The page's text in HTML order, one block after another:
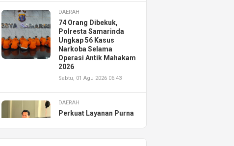
DAERAH
74 Orang Dibekuk,
Polresta Samarinda
Ungkap 56 Kasus
Narkoba Selama
Operasi Antik Mahakam
2026
Sabtu, 01 Agu 2026 06:43
DAERAH
Perkuat Layanan Purna
Resmikan AHASS